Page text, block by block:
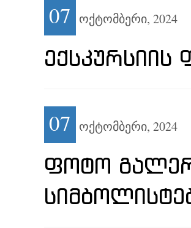
07 ოქტომბერი, 2024
ᲔᲥᲡᲙᲣᲠᲡᲘᲘᲡ
07 ოქტომბერი, 2024
ᲤᲝᲢᲝ